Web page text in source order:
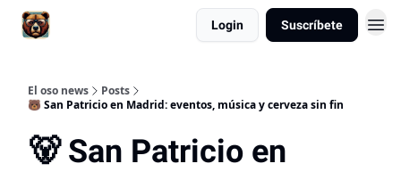
Login Suscríbete
El oso news
Posts
🐻 San Patricio en Madrid: eventos, música y cerveza sin fin
🐻 San Patricio en